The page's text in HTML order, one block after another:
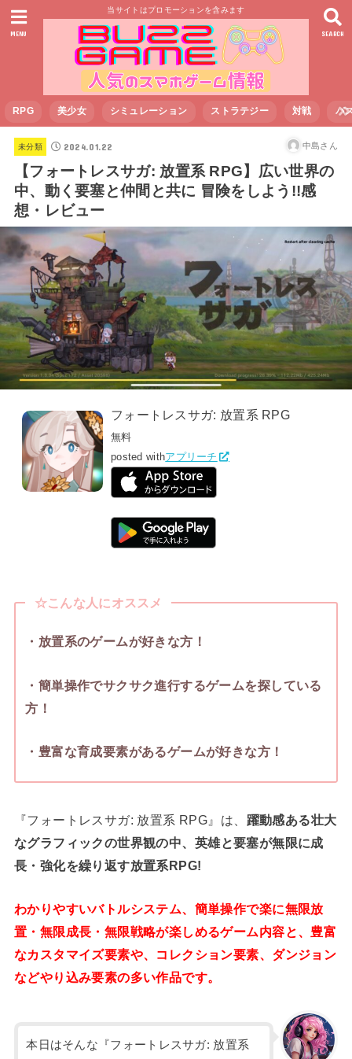
当サイトはプロモーションを含みます
SEARCH
MENU
RPG 美少女 シミュレーション ストラテジー 対戦 パ
未分類 2024.01.22 中島さん
【フォートレスサガ: 放置系 RPG】広い世界の
中、動く要塞と仲間と共に 冒険をしよう!!感
想・レビュー
フォートレスサガ: 放置系 RPG
無料
posted withアプリーチ
☆こんな人にオススメ
・放置系のゲームが好きな方！
・簡単操作でサクサク進行するゲームを探している
方！
・豊富な育成要素があるゲームが好きな方！
『フォートレスサガ: 放置系 RPG』は、 躍動感ある壮大
なグラフィックの世界観の中、 英雄と要塞が無限に成
長・強化を繰り返す放置系RPG!
わかりやすいバトルシステム、簡単操作で楽に無限放
置・無限成長・無限戦略が楽しめるゲーム内容と、豊富
なカスタマイズ要素や、コレクション要素、ダンジョン
などやり込み要素の多い作品です。
本日はそんな『フォートレスサガ: 放置系